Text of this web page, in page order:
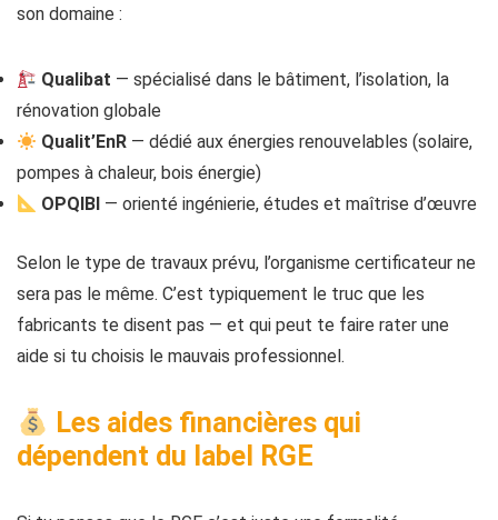
son domaine :
Qualibat — spécialisé dans le bâtiment, l’isolation, la
rénovation globale
Qualit’EnR — dédié aux énergies renouvelables (solaire,
pompes à chaleur, bois énergie)
OPQIBI — orienté ingénierie, études et maîtrise d’œuvre
Selon le type de travaux prévu, l’organisme certificateur ne
sera pas le même. C’est typiquement le truc que les
fabricants te disent pas — et qui peut te faire rater une
aide si tu choisis le mauvais professionnel.
Les aides financières qui
dépendent du label RGE